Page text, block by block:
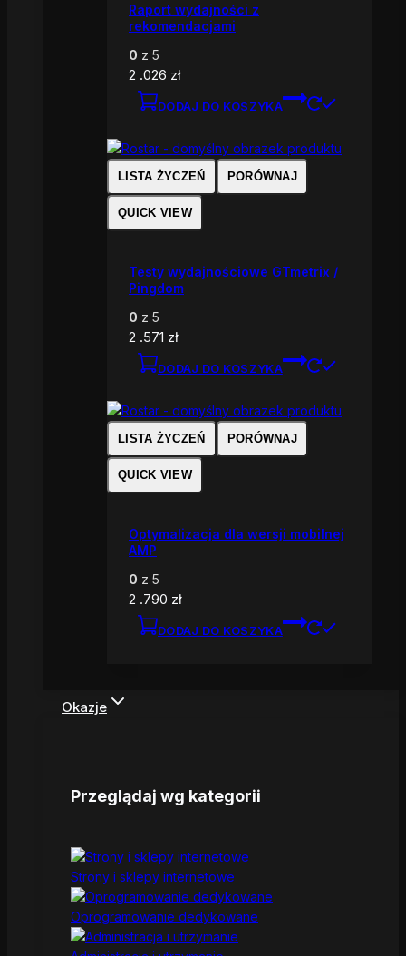
Raport wydajności z
rekomendacjami
0 z 5
2 .026 zł
DODAJ DO KOSZYKA
LISTA ŻYCZEŃ PORÓWNAJ
QUICK VIEW
Testy wydajnościowe GTmetrix /
Pingdom
0 z 5
2 .571 zł
DODAJ DO KOSZYKA
LISTA ŻYCZEŃ PORÓWNAJ
QUICK VIEW
Optymalizacja dla wersji mobilnej
AMP
0 z 5
2 .790 zł
DODAJ DO KOSZYKA
Okazje
Przeglądaj wg kategorii
Strony i sklepy internetowe
Oprogramowanie dedykowane